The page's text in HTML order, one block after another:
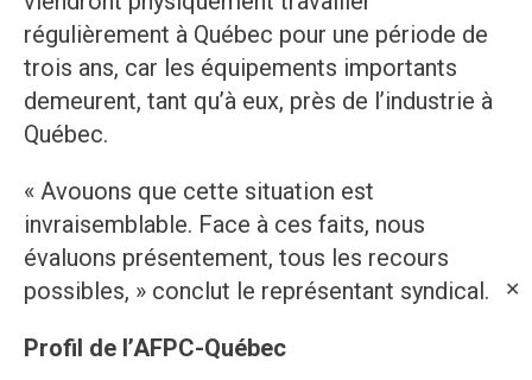
✕
régulièrement à Québec pour une période de
trois ans, car les équipements importants
demeurent, tant qu’à eux, près de l’industrie à
Québec.
« Avouons que cette situation est
invraisemblable. Face à ces faits, nous
évaluons présentement, tous les recours
possibles, » conclut le représentant syndical.
Profil de l’AFPC-Québec